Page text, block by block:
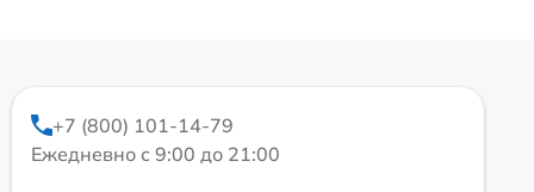
+7 (800) 101-14-79
Ежедневно с 9:00 до 21:00